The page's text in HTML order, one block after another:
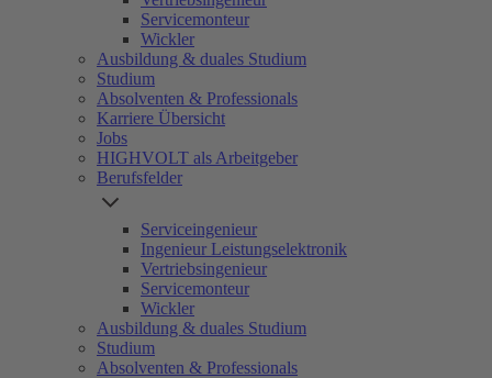
Servicemonteur
Wickler
Ausbildung & duales Studium
Studium
Absolventen & Professionals
Karriere Übersicht
Jobs
HIGHVOLT als Arbeitgeber
Berufsfelder
Serviceingenieur
Ingenieur Leistungselektronik
Vertriebsingenieur
Servicemonteur
Wickler
Ausbildung & duales Studium
Studium
Absolventen & Professionals